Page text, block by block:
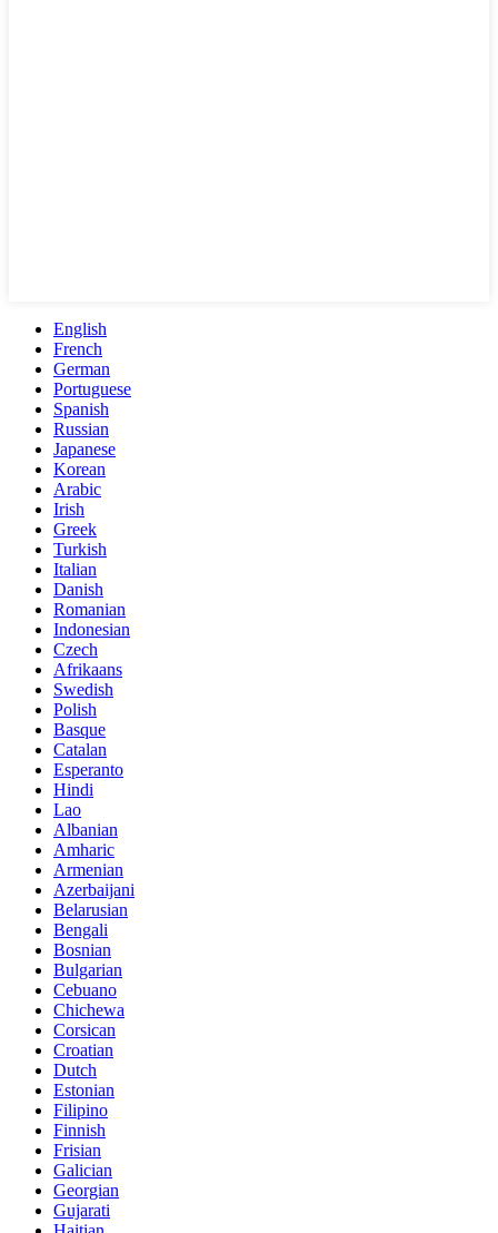
English
French
German
Portuguese
Spanish
Russian
Japanese
Korean
Arabic
Irish
Greek
Turkish
Italian
Danish
Romanian
Indonesian
Czech
Afrikaans
Swedish
Polish
Basque
Catalan
Esperanto
Hindi
Lao
Albanian
Amharic
Armenian
Azerbaijani
Belarusian
Bengali
Bosnian
Bulgarian
Cebuano
Chichewa
Corsican
Croatian
Dutch
Estonian
Filipino
Finnish
Frisian
Galician
Georgian
Gujarati